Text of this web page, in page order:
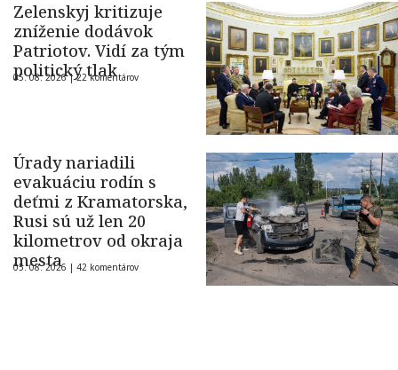
Zelenskyj kritizuje
zníženie dodávok
Patriotov. Vidí za tým
politický tlak
05. 08. 2026 |22 komentárov
Úrady nariadili
evakuáciu rodín s
deťmi z Kramatorska,
Rusi sú už len 20
kilometrov od okraja
mesta
05. 08. 2026 | 42 komentárov